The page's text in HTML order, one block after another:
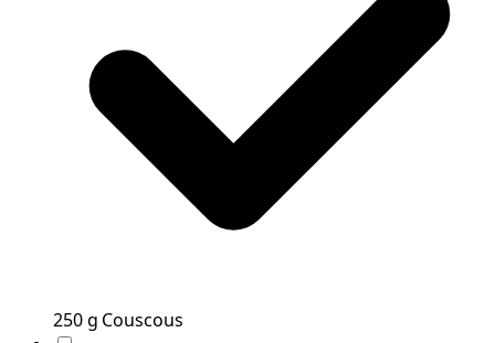
250g Couscous